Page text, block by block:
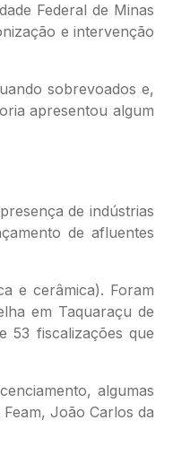
Federal de Minas
e intervenção
sobrevoados e,
apresentou algum
de indústrias
de afluentes
e cerâmica). Foram
em Taquaraçu de
53 fiscalizações que
algumas
João Carlos da